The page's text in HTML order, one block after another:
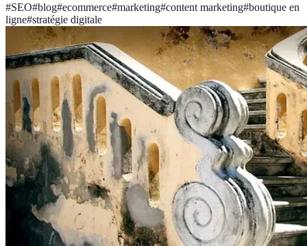
#SEO#blog#ecommerce#marketing#content marketing#boutique en
ligne#stratégie digitale